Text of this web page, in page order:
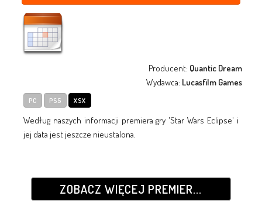
Producent: Quantic Dream
Wydawca: Lucasfilm Games
PC PS5 XSX
Według naszych informacji premiera gry 'Star Wars Eclipse' i
jej data jest jeszcze nieustalona.
ZOBACZ WIĘCEJ PREMIER...